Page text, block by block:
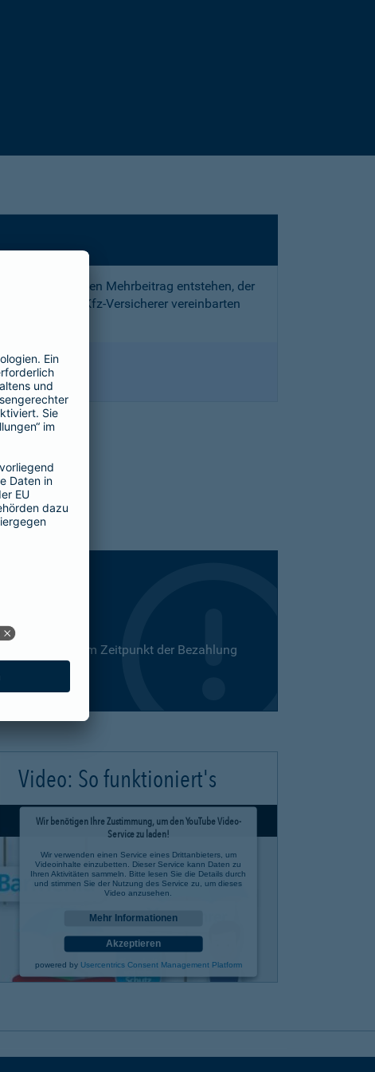
und den Mehrbeitrag entstehen, der
mit Ihrem Kfz-Versicherer vereinbarten
Dies kann zum Zeitpunkt der Bezahlung
Video: So funktioniert's
Wir benötigen Ihre Zustimmung, um den YouTube Video-
Service zu laden!
Wir verwenden einen Service eines Drittanbieters, um
Videoinhalte einzubetten. Dieser Service kann Daten zu
Ihren Aktivitäten sammeln. Bitte lesen Sie die Details durch
und stimmen Sie der Nutzung des Service zu, um dieses
Video anzusehen.
Mehr Informationen
Akzeptieren
powered by Usercentrics Consent Management Platform